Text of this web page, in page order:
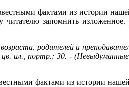
фактами из истории
запомнить изложенное.
родителей и
портр.; 30. - (Невыдуманные
фактами из истории